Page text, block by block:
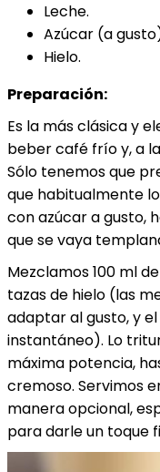
Leche.
Azúcar (a
Hielo.
Preparación:
Es la más clásica y
beber café frío y, a
Sólo tenemos que
que habitualmente
con azúcar a gusto,
que se vaya
Mezclamos 100 ml
tazas de hielo (las
adaptar al gusto, y
instantáneo). Lo
máxima potencia,
cremoso. Servimos
manera opcional,
para darle un toque